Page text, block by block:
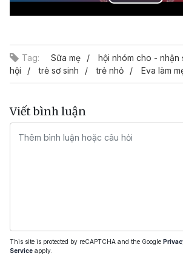
Tag: Sữa mẹ hội nhóm cho - nhận
hội
trẻ sơ sinh trẻ nhỏ Eva làm
Viết bình luận
This site is protected by reCAPTCHA and the Google
Service apply.